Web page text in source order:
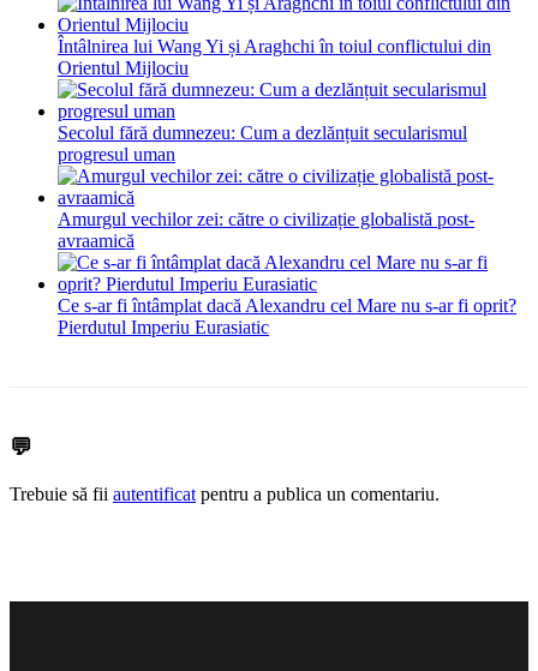
Întâlnirea lui Wang Yi și Araghchi în toiul conflictului din
Orientul Mijlociu
Secolul fără dumnezeu: Cum a dezlănțuit secularismul
progresul uman
Amurgul vechilor zei: către o civilizație globalistă post-
avraamică
Ce s-ar fi întâmplat dacă Alexandru cel Mare nu s-ar fi oprit?
Pierdutul Imperiu Eurasiatic
💬
Trebuie să fii autentificat pentru a publica un comentariu.